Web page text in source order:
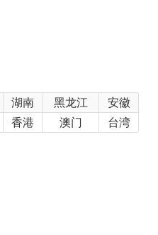
湖南 黑龙江
安徽
香港 澳门 台湾